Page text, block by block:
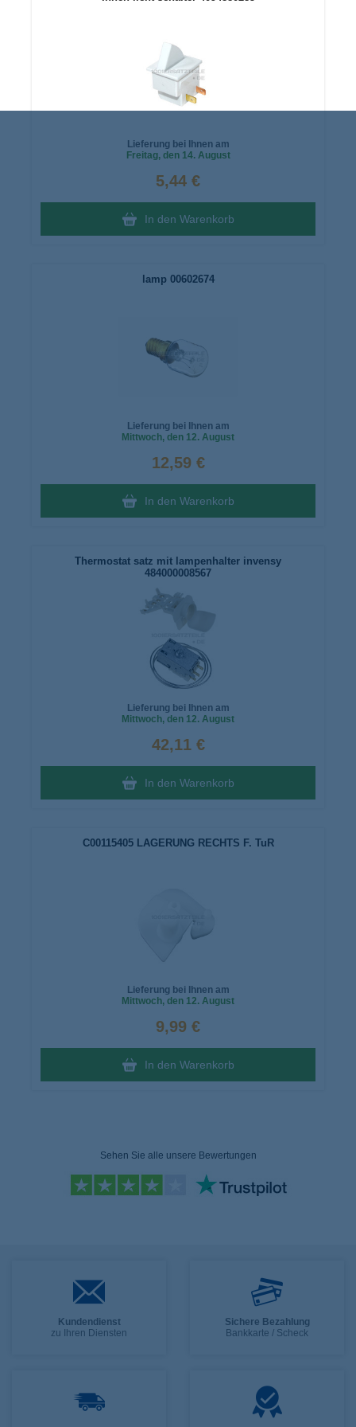
Lieferung bei Ihnen am
Freitag, den 14. August
5,44 €
In den Warenkorb
lamp 00602674
Lieferung bei Ihnen am
Mittwoch, den 12. August
12,59 €
In den Warenkorb
Thermostat satz mit lampenhalter invensy
484000008567
Lieferung bei Ihnen am
Mittwoch, den 12. August
42,11 €
In den Warenkorb
C00115405 LAGERUNG RECHTS F. TuR
Lieferung bei Ihnen am
Mittwoch, den 12. August
9,99 €
In den Warenkorb
Sehen Sie alle unsere Bewertungen
Kundendienst
zu Ihren Diensten
Sichere Bezahlung
Bankkarte / Scheck